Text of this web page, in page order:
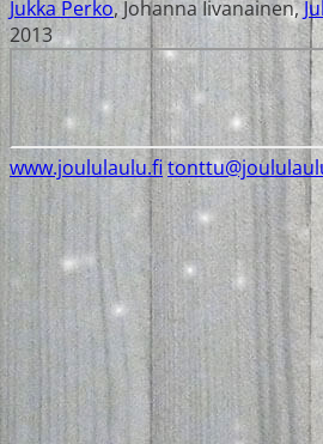
Jukka Perko,Johanna Iivanainen,
2013
www.joululaulu.fi